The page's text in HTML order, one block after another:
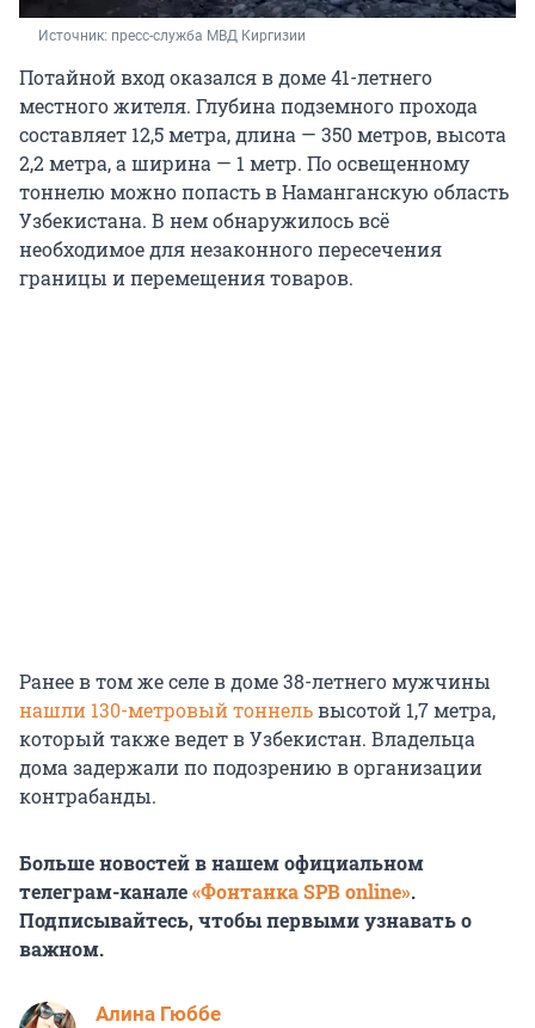
Источник: пресс-служба МВД Киргизии
Потайной вход оказался в доме 41-летнего
местного жителя. Глубина подземного прохода
составляет 12,5 метра, длина — 350 метров, высота
2,2 метра, а ширина — 1 метр. По освещенному
тоннелю можно попасть в Наманганскую область
Узбекистана. В нем обнаружилось всё
необходимое для незаконного пересечения
границы и перемещения товаров.
Ранее в том же селе в доме 38-летнего мужчины
нашли 130-метровый тоннельвысотой 1,7 метра,
который также ведет в Узбекистан. Владельца
дома задержали по подозрению в организации
контрабанды.
Больше новостей в нашем официальном
телеграм-канале«Фонтанка SPB online».
Подписывайтесь, чтобы первыми узнавать о
важном.
Алина Гюббе